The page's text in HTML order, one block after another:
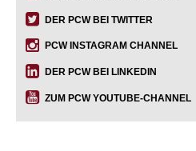
DER PCW BEI TWITTER
PCW INSTAGRAM CHANNEL
DER PCW BEI LINKEDIN
ZUM PCW YOUTUBE-CHANNEL